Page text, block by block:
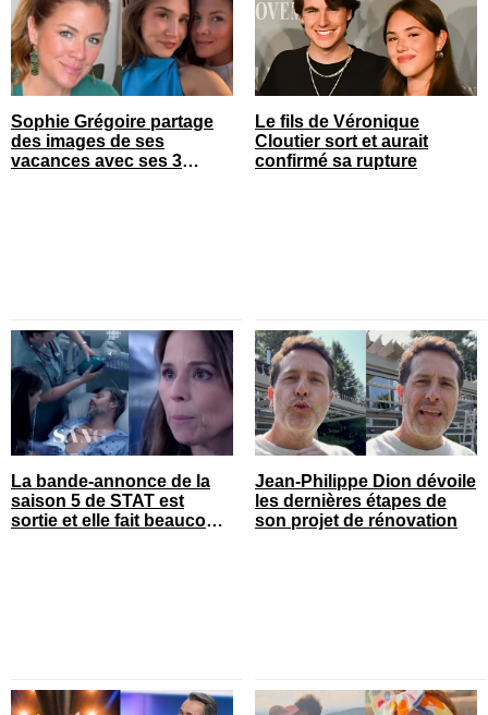
Sophie Grégoire partage
des images de ses
vacances avec ses 3
Le fils de Véronique
Cloutier sort et aurait
confirmé sa rupture
La bande-annonce de la
saison 5 de STAT est
sortie et elle fait beaucoup
Jean-Philippe Dion dévoile
les dernières étapes de
son projet de rénovation